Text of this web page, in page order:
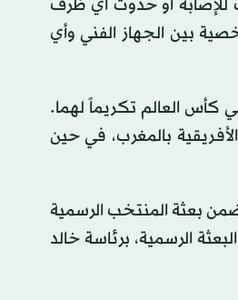
للإصابة أو حدوث أي ظرف
بين الجهاز الفني وأي
كأس العالم تكريماً لهما.
بالمغرب، في حين
القدم في بيان رسمي ما تردد بشأن سفر 15 فرداً إضافياً ضمن بعثة المنتخب الرسمية
الرسمية، برئاسة خالد